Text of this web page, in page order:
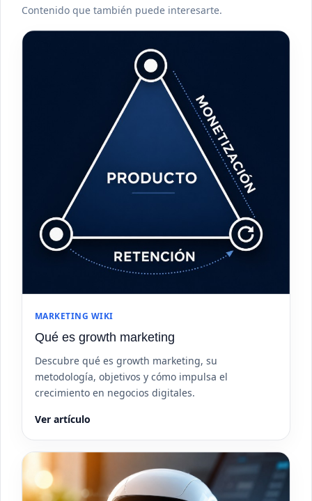
Contenido que también puede interesarte.
MARKETING WIKI
Qué es growth marketing
Descubre qué es growth marketing, su
metodología, objetivos y cómo impulsa el
crecimiento en negocios digitales.
Ver artículo